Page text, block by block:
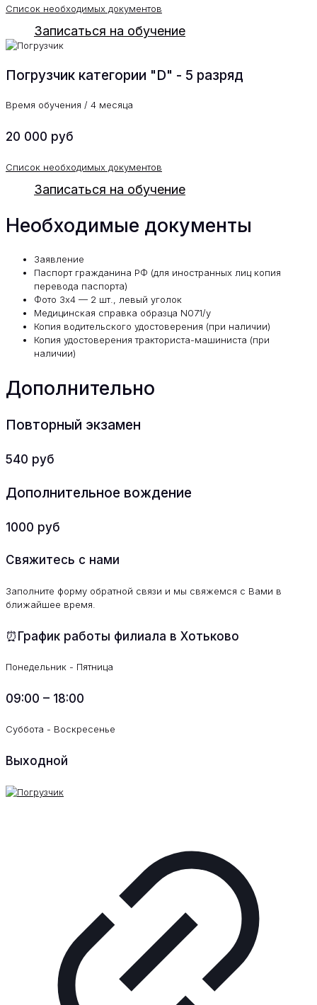
Список необходимых документов
Записаться на обучение
Погрузчик категории "D" - 5 разряд
Время обучения / 4 месяца
20 000 руб
Список необходимых документов
Записаться на обучение
Необходимые документы
Заявление
Паспорт гражданина РФ (для иностранных лиц копия
перевода паспорта)
Фото 3х4 — 2 шт., левый уголок
Медицинская справка образца N071/y
Копия водительского удостоверения (при наличии)
Копия удостоверения тракториста-машиниста (при
наличии)
Дополнительно
Повторный экзамен
540 руб
Дополнительное вождение
1000 руб
Свяжитесь с нами
Заполните форму обратной связи и мы свяжемся с Вами в
ближайшее время.
⏰График работы филиала в Хотьково
Понедельник - Пятница
09:00 – 18:00
Суббота - Воскресенье
Выходной